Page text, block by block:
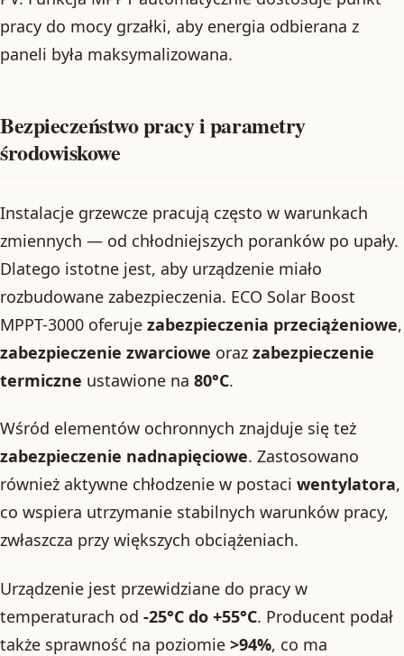
pracy do mocy grzałki, aby energia odbierana z
paneli była maksymalizowana.
Bezpieczeństwo pracy i parametry
środowiskowe
Instalacje grzewcze pracują często w warunkach
zmiennych — od chłodniejszych poranków po upały.
Dlatego istotne jest, aby urządzenie miało
rozbudowane zabezpieczenia. ECO Solar Boost
MPPT-3000 oferuje zabezpieczenia przeciążeniowe,
zabezpieczenie zwarciowe oraz zabezpieczenie
termiczne ustawione na 80°C.
Wśród elementów ochronnych znajduje się też
zabezpieczenie nadnapięciowe. Zastosowano
również aktywne chłodzenie w postaci wentylatora,
co wspiera utrzymanie stabilnych warunków pracy,
zwłaszcza przy większych obciążeniach.
Urządzenie jest przewidziane do pracy w
temperaturach od -25°C do +55°C. Producent podał
także sprawność na poziomie >94%, co ma